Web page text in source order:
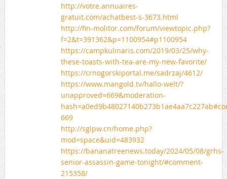
http://votre.annuaires-
gratuit.com/achatbest-s-3673.html
http://fin-molitor.com/forum/viewtopic.php?
f=2&t=391362&p=1100954#p1100954
https://campkulinaris.com/2019/03/25/why-
these-toasts-with-tea-are-my-new-favorite/
https://crnogorskiportal.me/sadrzaj/4612/
https://www.mangold.tv/hallo-welt/?
unapproved=669&moderation-
669
http://sglpw.cn/home.php?
mod=space&uid=483932
https://bananatreenews.today/2024/05/08/grhs-
senior-assassin-game-tonight/#comment-
215358/